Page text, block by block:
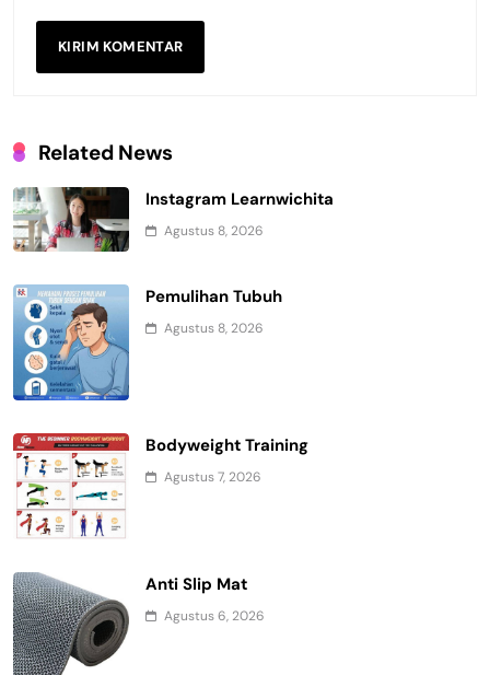
Related News
Instagram Learnwichita
Agustus 8, 2026
Pemulihan Tubuh
Agustus 8, 2026
Bodyweight Training
Agustus 7, 2026
Anti Slip Mat
Agustus 6, 2026